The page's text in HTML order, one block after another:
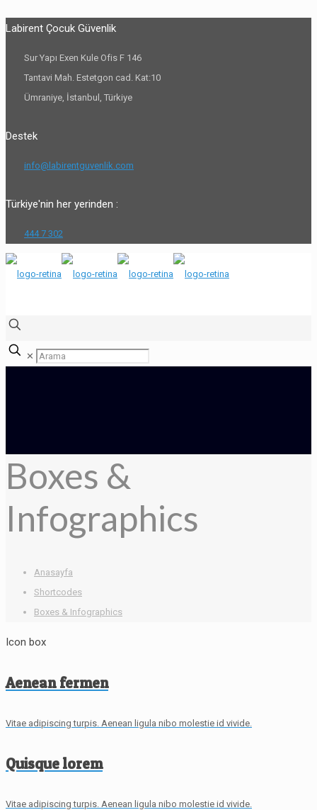
Labirent Çocuk Güvenlik
Sur Yapı Exen Kule Ofis F 146
Tantavi Mah. Estetgon cad. Kat:10
Ümraniye, İstanbul, Türkiye
Destek
info@labirentguvenlik.com
Türkiye'nin her yerinden :
444 7 302
✕
Boxes &
Infographics
Anasayfa
Shortcodes
Boxes & Infographics
Icon box
Aenean fermen
Vitae adipiscing turpis. Aenean ligula nibo molestie id vivide.
Quisque lorem
Vitae adipiscing turpis. Aenean ligula nibo molestie id vivide.